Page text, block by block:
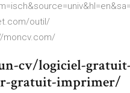
outil/
moncv.com/
cv/logiciel-
gratuit-imprimer/